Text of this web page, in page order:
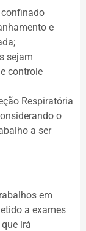
confinado
e
sejam
controle
Respiratória
o
a ser
em
a exames
irá